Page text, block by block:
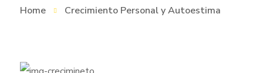
Home Crecimiento Personal y Autoestima